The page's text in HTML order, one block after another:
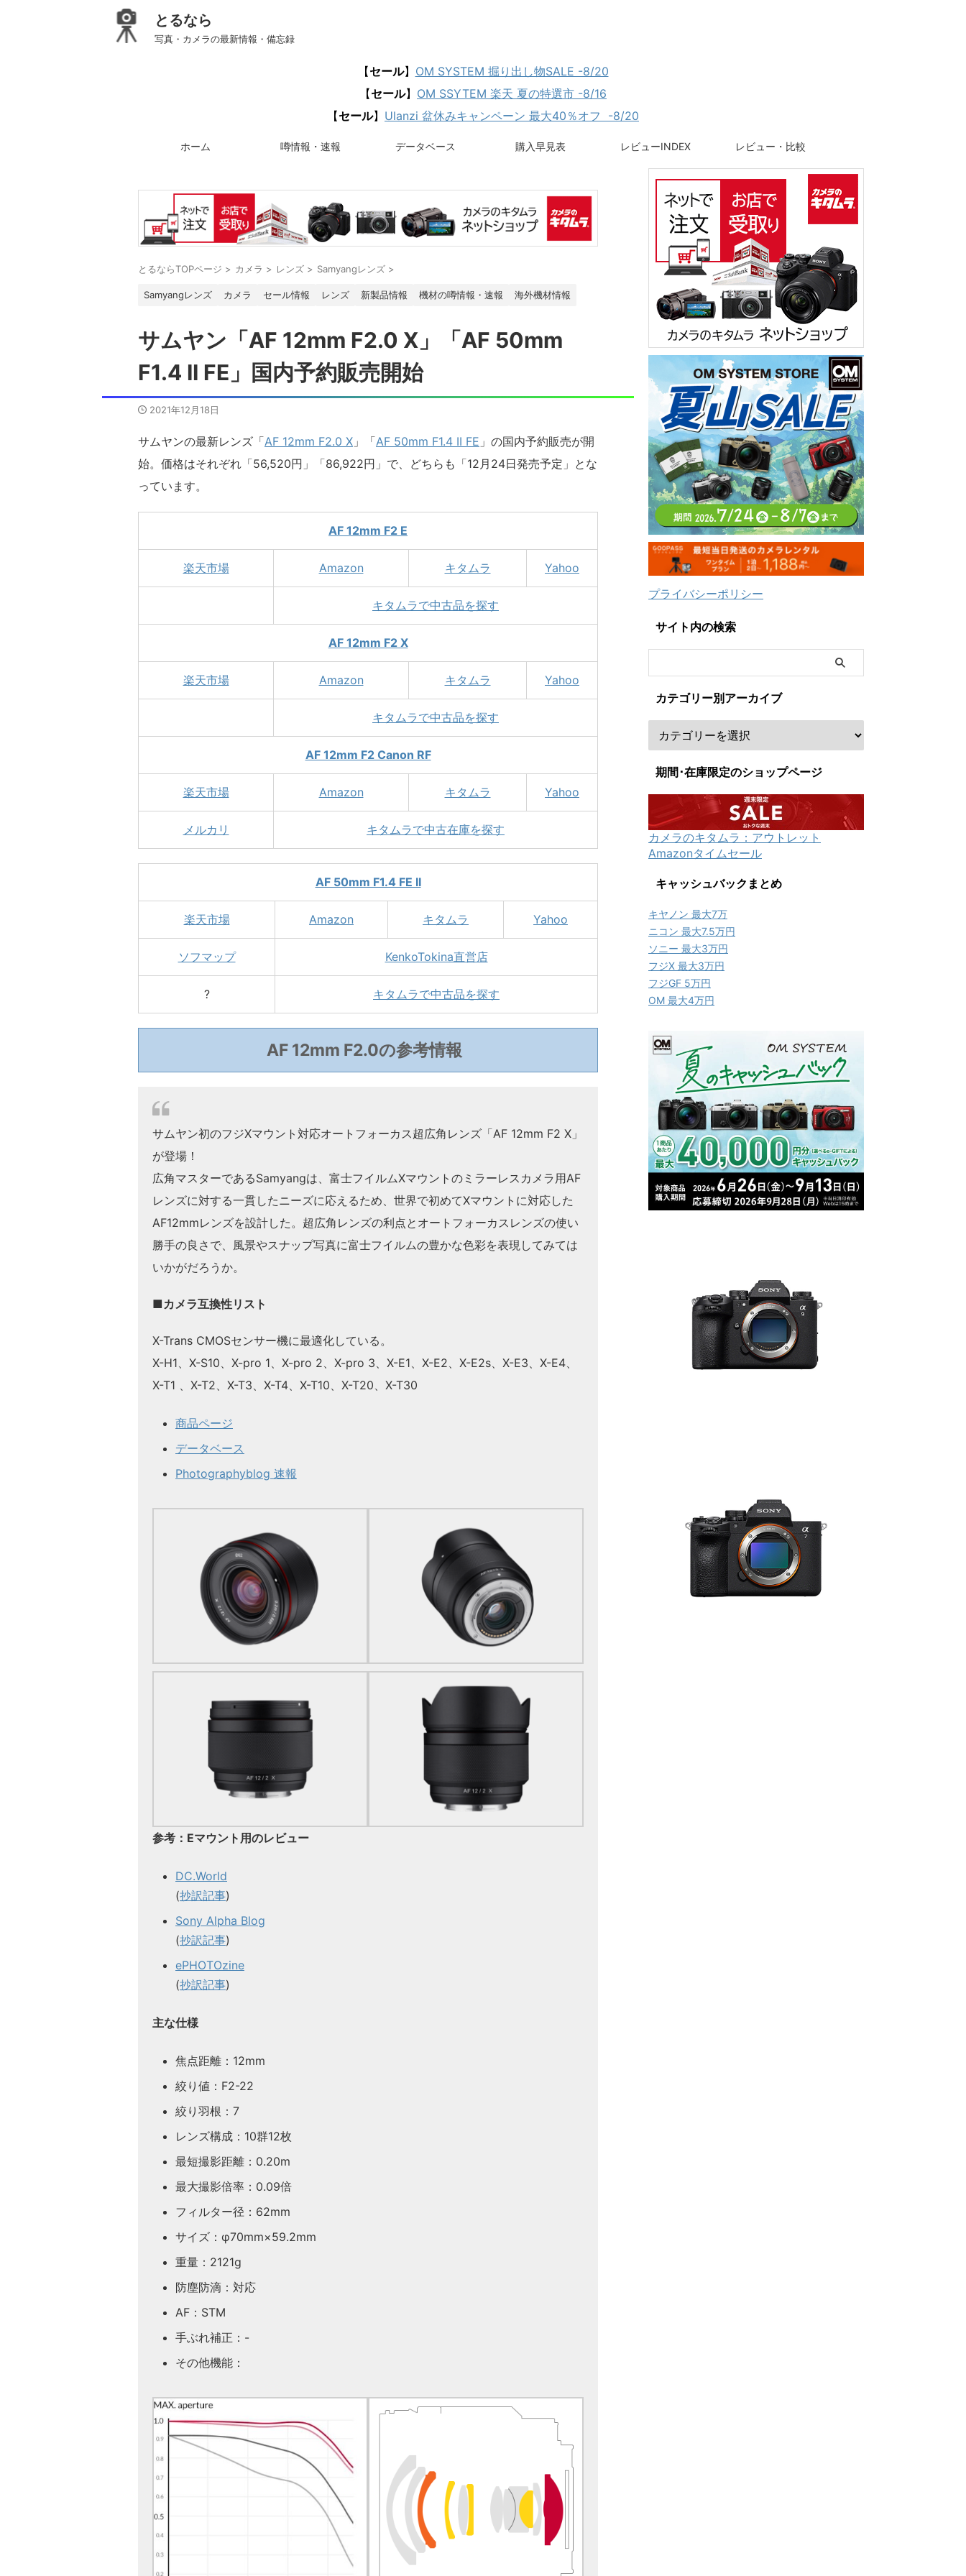
とるなら
写真・カメラの最新情報・備忘録
【セール】 OM SYSTEM 掘り出し物SALE -8/20
【セール】 OM SSYTEM 楽天 夏の特選市 -8/16
【セール】 Ulanzi 盆休みキャンペーン 最大40％オフ -8/20
ホーム 噂情報・速報 データベース 購入早見表 レビューINDEX レビュー・比較
とるならTOPページ > カメラ > レンズ > Samyangレンズ >
Samyangレンズ カメラ セール情報 レンズ 新製品情報 機材の噂情報・速報 海外機材情報
サムヤン「AF 12mm F2.0 X」「AF 50mm
F1.4 II FE」国内予約販売開始
2021年12月18日
サムヤンの最新レンズ「AF 12mm F2.0 X 」「AF 50mm F1.4 II FE 」の国内予約販売が開
始。価格はそれぞれ「56,520円」「86,922円」で、どちらも「12月24日発売予定」とな
っています。
AF 12mm F2 E
楽天市場 Amazon キタムラ Yahoo
キタムラで中古品を探す
AF 12mm F2 X
楽天市場 Amazon キタムラ Yahoo
キタムラで中古品を探す
AF 12mm F2 Canon RF
楽天市場 Amazon キタムラ Yahoo
メルカリ キタムラで中古在庫を探す
AF 50mm F1.4 FE II
楽天市場 Amazon キタムラ Yahoo
ソフマップ KenkoTokina直営店
? キタムラで中古品を探す
AF 12mm F2.0の参考情報
サムヤン初のフジXマウント対応オートフォーカス超広角レンズ「AF 12mm F2 X」
が登場！
広角マスターであるSamyangは、富士フイルムXマウントのミラーレスカメラ用AF
レンズに対する一貫したニーズに応えるため、世界で初めてXマウントに対応した
AF12mmレンズを設計した。超広角レンズの利点とオートフォーカスレンズの使い
勝手の良さで、風景やスナップ写真に富士フイルムの豊かな色彩を表現してみては
いかがだろうか。
■カメラ互換性リスト
X-Trans CMOSセンサー機に最適化している。
X-H1、X-S10、X-pro 1、X-pro 2、X-pro 3、X-E1、X-E2、X-E2s、X-E3、X-E4、
X-T1 、X-T2、X-T3、X-T4、X-T10、X-T20、X-T30
商品ページ
データベース
Photographyblog 速報
参考：Eマウント用のレビュー
DC.World
(抄訳記事)
Sony Alpha Blog
(抄訳記事)
ePHOTOzine
(抄訳記事)
主な仕様
焦点距離：12mm
絞り値：F2-22
絞り羽根：7
レンズ構成：10群12枚
最短撮影距離：0.20m
最大撮影倍率：0.09倍
フィルター径：62mm
サイズ：φ70mm×59.2mm
重量：2121g
防塵防滴：対応
AF：STM
手ぶれ補正：-
その他機能：
プライバシーポリシー
サイト内の検索
カテゴリー別アーカイブ
期間･在庫限定のショップページ
カメラのキタムラ：アウトレット
Amazonタイムセール
キャッシュバックまとめ
キヤノン 最大7万
ニコン 最大7.5万円
ソニー 最大3万円
フジX 最大3万円
フジGF 5万円
OM 最大4万円